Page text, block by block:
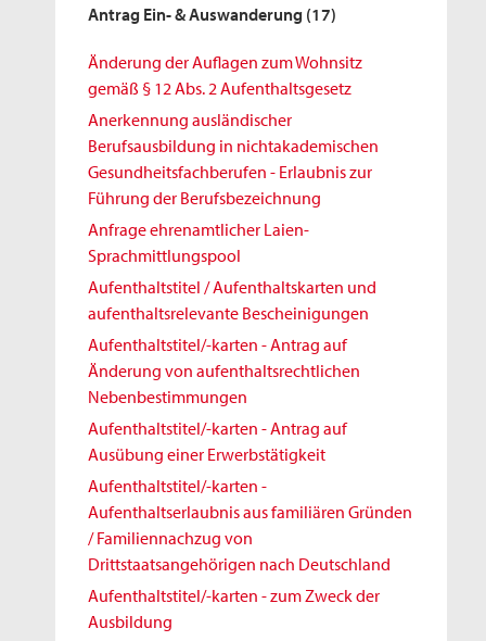
Antrag Ein- & Auswanderung (17)
Änderung der Auflagen zum Wohnsitz
gemäß § 12 Abs. 2 Aufenthaltsgesetz
Anerkennung ausländischer
Berufsausbildung in nichtakademischen
Gesundheitsfachberufen - Erlaubnis zur
Führung der Berufsbezeichnung
Anfrage ehrenamtlicher Laien-
Sprachmittlungspool
Aufenthaltstitel / Aufenthaltskarten und
aufenthaltsrelevante Bescheinigungen
Aufenthaltstitel/-karten - Antrag auf
Änderung von aufenthaltsrechtlichen
Nebenbestimmungen
Aufenthaltstitel/-karten - Antrag auf
Ausübung einer Erwerbstätigkeit
Aufenthaltstitel/-karten -
Aufenthaltserlaubnis aus familiären Gründen
/ Familiennachzug von
Drittstaatsangehörigen nach Deutschland
Aufenthaltstitel/-karten - zum Zweck der
Ausbildung